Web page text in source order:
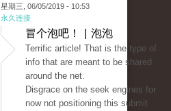
星期三, 06/05/2019 - 10:53
永久连接
冒个泡吧！ | 泡泡
Terrific article! That is the type of
info that are meant to be shared
around the net.
Disgrace on the seek engines for
now not positioning this submit